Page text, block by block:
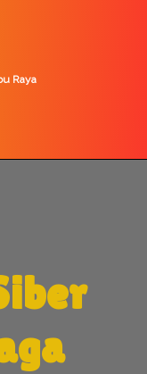
Raya